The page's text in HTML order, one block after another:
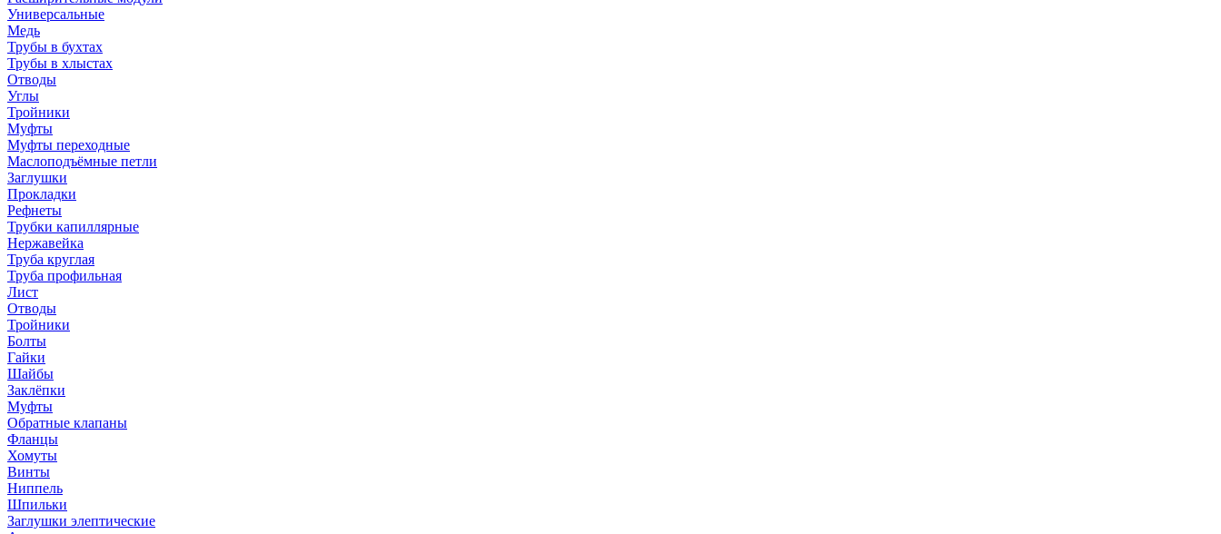
Универсальные
Медь
Трубы в бухтах
Трубы в хлыстах
Отводы
Углы
Тройники
Муфты
Муфты переходные
Маслоподъёмные петли
Заглушки
Прокладки
Рефнеты
Трубки капиллярные
Нержавейка
Труба круглая
Труба профильная
Лист
Отводы
Тройники
Болты
Гайки
Шайбы
Заклёпки
Муфты
Обратные клапаны
Фланцы
Хомуты
Винты
Ниппель
Шпильки
Заглушки элептические